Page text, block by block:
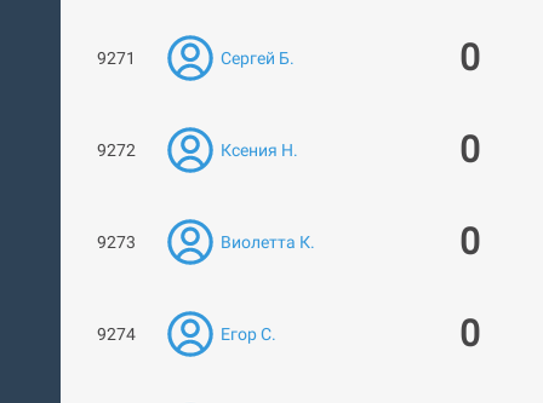
9271 Сергей Б. 0
9272 Ксения Н. 0
9273 Виолетта К. 0
9274 Егор С. 0